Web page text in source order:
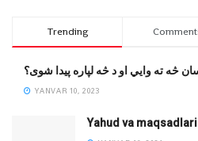
Trending
څه ته وایي او د څه لپاره پیدا شوی؟
YANVAR 10, 2023
Yahud va maqsadlari